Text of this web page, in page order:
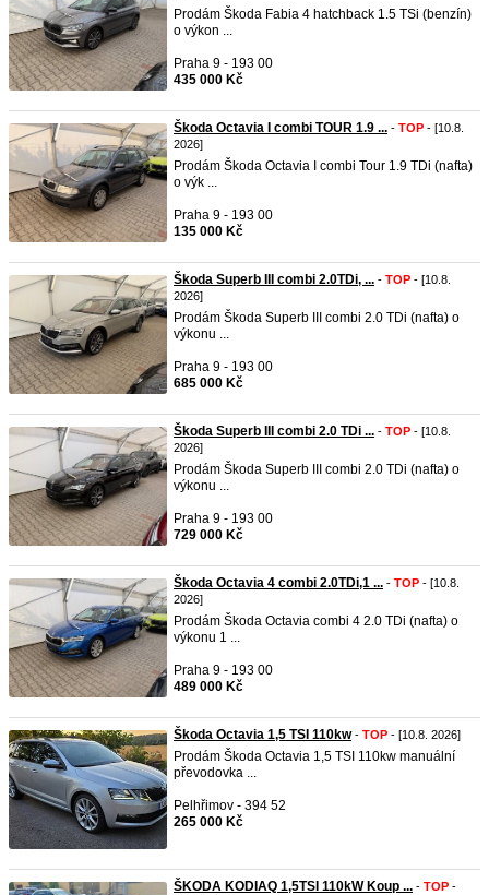
Prodám Škoda Fabia 4 hatchback 1.5 TSi (benzín)
o výkon ...
Praha 9 - 193 00
435 000 Kč
Škoda Octavia I combi TOUR 1.9 ... - TOP - [10.8.
2026]
Prodám Škoda Octavia I combi Tour 1.9 TDi (nafta)
o výk ...
Praha 9 - 193 00
135 000 Kč
Škoda Superb III combi 2.0TDi, ... - TOP - [10.8.
2026]
Prodám Škoda Superb III combi 2.0 TDi (nafta) o
výkonu ...
Praha 9 - 193 00
685 000 Kč
Škoda Superb III combi 2.0 TDi ... - TOP - [10.8.
2026]
Prodám Škoda Superb III combi 2.0 TDi (nafta) o
výkonu ...
Praha 9 - 193 00
729 000 Kč
Škoda Octavia 4 combi 2.0TDi,1 ... - TOP - [10.8.
2026]
Prodám Škoda Octavia combi 4 2.0 TDi (nafta) o
výkonu 1 ...
Praha 9 - 193 00
489 000 Kč
Škoda Octavia 1,5 TSI 110kw- TOP - [10.8. 2026]
Prodám Škoda Octavia 1,5 TSI 110kw manuální
převodovka ...
Pelhřimov - 394 52
265 000 Kč
ŠKODA KODIAQ 1,5TSI 110kW Koup ... - TOP -